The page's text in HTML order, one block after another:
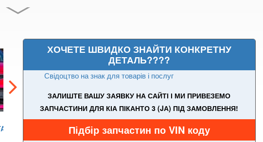
ХОЧЕТЕ ШВИДКО ЗНАЙТИ КОНКРЕТНУ
ДЕТАЛЬ????
Свідоцтво на знак для товарів і послуг
ЗАЛИШТЕ ВАШУ ЗАЯВКУ НА САЙТІ І МИ ПРИВЕЗЕМО
ЗАПЧАСТИНИ ДЛЯ КІА ПІКАНТО 3 (JА) ПІД ЗАМОВЛЕННЯ!
Підбір запчастин по VIN коду